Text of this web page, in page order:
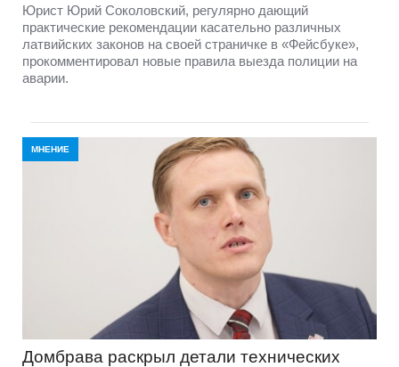
Юрист Юрий Соколовский, регулярно дающий
практические рекомендации касательно различных
латвийских законов на своей страничке в «Фейсбуке»,
прокомментировал новые правила выезда полиции на
аварии.
МНЕНИЕ
Домбравa раскрыл детали технических